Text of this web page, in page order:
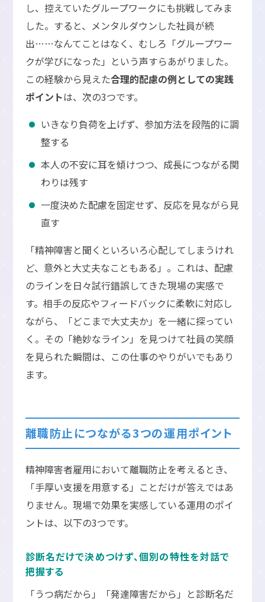
し、控えていたグループワークにも挑戦してみま
した。すると、メンタルダウンした社員が続
出……なんてことはなく、むしろ「グループワー
クが学びになった」という声すらあがりました。
この経験から見えた合理的配慮の例としての実践
ポイントは、次の3つです。
いきなり負荷を上げず、参加方法を段階的に調
整する
本人の不安に耳を傾けつつ、成長につながる関
わりは残す
一度決めた配慮を固定せず、反応を見ながら見
直す
「精神障害と聞くといろいろ心配してしまうけれ
ど、意外と大丈夫なこともある」。これは、配慮
のラインを日々試行錯誤してきた現場の実感で
す。相手の反応やフィードバックに柔軟に対応し
ながら、「どこまで大丈夫か」を一緒に探ってい
く。その「絶妙なライン」を見つけて社員の笑顔
を見られた瞬間は、この仕事のやりがいでもあり
ます。
離職防止につながる3つの運用ポイント
精神障害者雇用において離職防止を考えるとき、
「手厚い支援を用意する」ことだけが答えではあ
りません。現場で効果を実感している運用のポイ
ントは、以下の3つです。
診断名だけで決めつけず、個別の特性を対話で
把握する
「うつ病だから」「発達障害だから」と診断名だ